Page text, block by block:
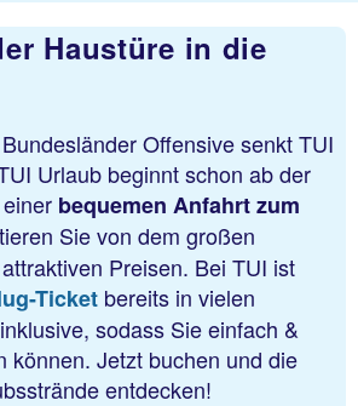
Haustüre in die
Offensive senkt TUI
Urlaub beginnt schon ab der
bequemen Anfahrt zum
Sie von dem großen
Preisen. Bei TUI ist
Ticket bereits in vielen
sodass Sie einfach &
können. Jetzt buchen und die
entdecken!